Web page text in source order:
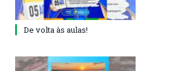
De volta às aulas!